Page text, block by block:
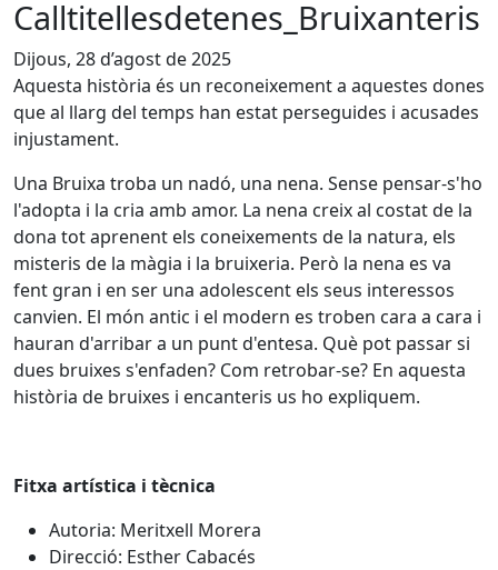
Calltitellesdetenes_Bruixanteris
Dijous, 28 d’agost de 2025
Aquesta història és un reconeixement a aquestes dones
que al llarg del temps han estat perseguides i acusades
injustament.
Una Bruixa troba un nadó, una nena. Sense pensar-s'ho
l'adopta i la cria amb amor. La nena creix al costat de la
dona tot aprenent els coneixements de la natura, els
misteris de la màgia i la bruixeria. Però la nena es va
fent gran i en ser una adolescent els seus interessos
canvien. El món antic i el modern es troben cara a cara i
hauran d'arribar a un punt d'entesa. Què pot passar si
dues bruixes s'enfaden? Com retrobar-se? En aquesta
història de bruixes i encanteris us ho expliquem.
Fitxa artística i tècnica
Autoria: Meritxell Morera
Direcció: Esther Cabacés